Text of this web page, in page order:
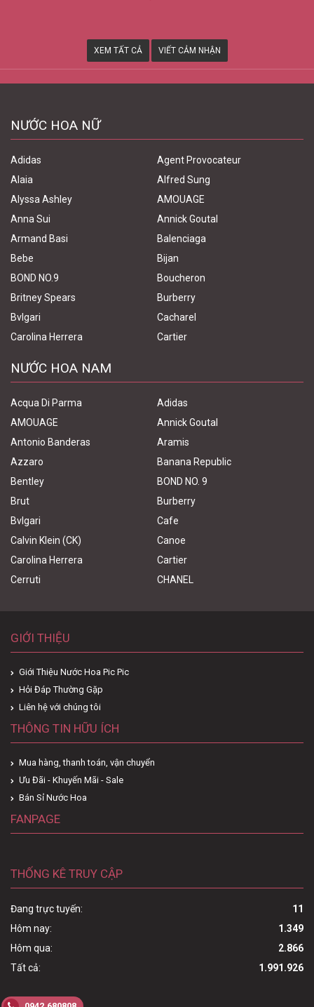
XEM TẤT CẢ VIẾT CẢM NHẬN
NƯỚC HOA NỮ
Adidas
Agent Provocateur
Alaia
Alfred Sung
Alyssa Ashley
AMOUAGE
Anna Sui
Annick Goutal
Armand Basi
Balenciaga
Bebe
Bijan
BOND NO.9
Boucheron
Britney Spears
Burberry
Bvlgari
Cacharel
Carolina Herrera
Cartier
NƯỚC HOA NAM
Acqua Di Parma
Adidas
AMOUAGE
Annick Goutal
Antonio Banderas
Aramis
Azzaro
Banana Republic
Bentley
BOND NO. 9
Brut
Burberry
Bvlgari
Cafe
Calvin Klein (CK)
Canoe
Carolina Herrera
Cartier
Cerruti
CHANEL
GIỚI THIỆU
Giới Thiệu Nước Hoa Pic Pic
Hỏi Đáp Thường Gặp
Liên hệ với chúng tôi
THÔNG TIN HỮU ÍCH
Mua hàng, thanh toán, vận chuyển
Ưu Đãi - Khuyến Mãi - Sale
Bán Sỉ Nước Hoa
FANPAGE
THỐNG KÊ TRUY CẬP
Đang trực tuyến:
11
Hôm nay:
1.349
Hôm qua:
2.866
Tất cả:
1.991.926